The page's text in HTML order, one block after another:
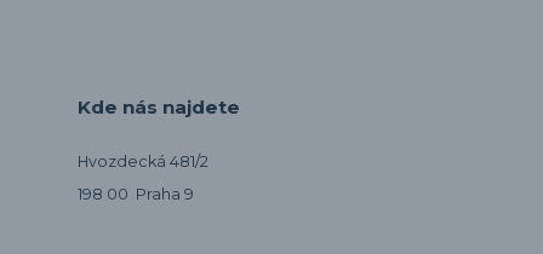
Kde nás najdete
Hvozdecká 481/2
198 00 Praha 9